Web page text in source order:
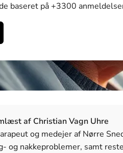
baseret på +3300
af Christian Vagn Uhre
og medejer af Nørre
og nakkeproblemer, samt